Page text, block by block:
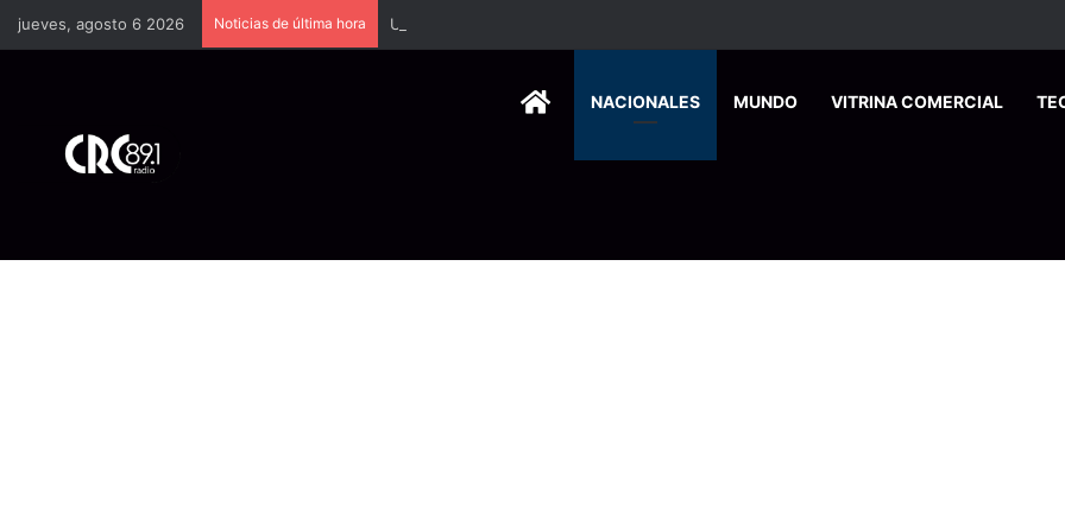
jueves, agosto 6 2026 Noticias de última hora UCR desmiente versión sobre eventual fusión de universidades públicas
HOMENACIONALES MUNDO VITRINA COMERCIAL